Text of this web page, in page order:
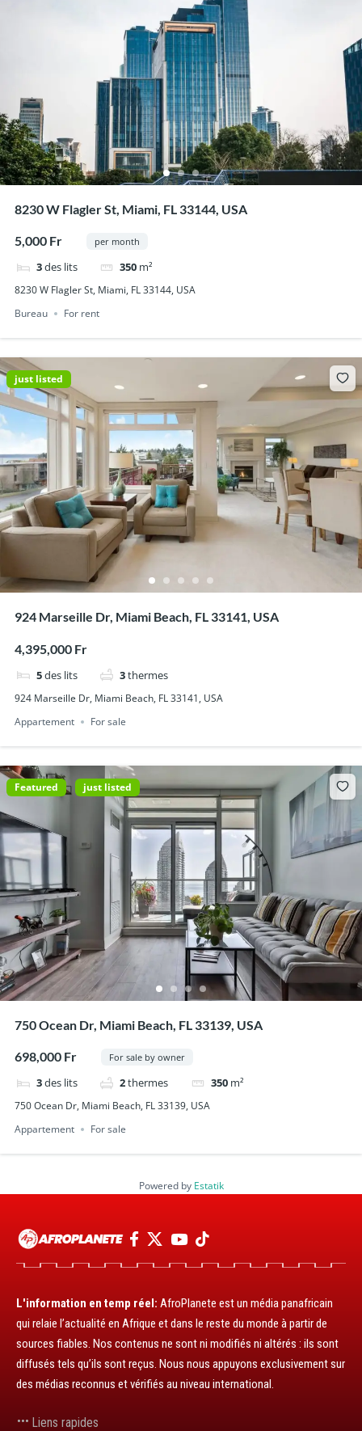
8230 W Flagler St, Miami, FL 33144, USA
5,000 Fr per month
3des lits 350 m²
8230 W Flagler St, Miami, FL 33144, USA
Bureau
For rent
just listed
924 Marseille Dr, Miami Beach, FL 33141, USA
4,395,000 Fr
5des lits 3thermes
924 Marseille Dr, Miami Beach, FL 33141, USA
Appartement
For sale
Featured just listed
750 Ocean Dr, Miami Beach, FL 33139, USA
698,000 Fr For sale by owner
3des lits 2thermes 350 m²
750 Ocean Dr, Miami Beach, FL 33139, USA
Appartement
For sale
Powered by Estatik
L'information en temp réel: AfroPlanete est un média panafricain
qui relaie l’actualité en Afrique et dans le reste du monde à partir de
sources fiables. Nos contenus ne sont ni modifiés ni altérés : ils sont
diffusés tels qu’ils sont reçus. Nous nous appuyons exclusivement sur
des médias reconnus et vérifiés au niveau international.
Liens rapides